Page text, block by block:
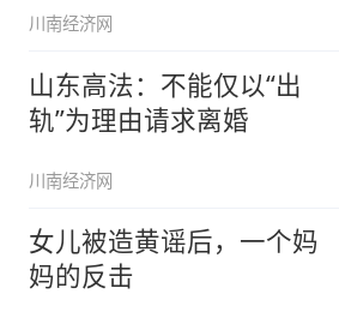
川南经济网
山东高法：不能仅以“出
轨”为理由请求离婚
川南经济网
女儿被造黄谣后，一个妈
妈的反击